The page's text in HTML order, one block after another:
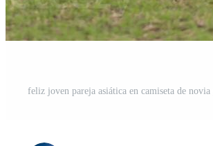
feliz joven pareja asiática en camiseta de